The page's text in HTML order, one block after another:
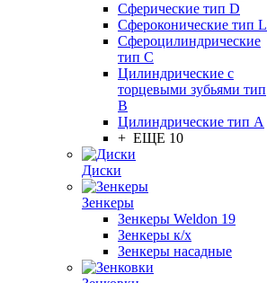
Сферические тип D
Сфероконические тип L
Сфероцилиндрические
тип C
Цилиндрические с
торцевыми зубьями тип
B
Цилиндрические тип А
+ ЕЩЕ 10
Диски
Зенкеры
Зенкеры Weldon 19
Зенкеры к/х
Зенкеры насадные